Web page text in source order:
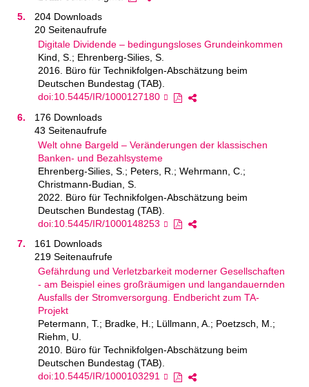
204 Downloads
20 Seitenaufrufe
Digitale Dividende – bedingungsloses Grundeinkommen
Kind, S.; Ehrenberg-Silies, S.
2016. Büro für Technikfolgen-Abschätzung beim
Deutschen Bundestag (TAB).
doi:10.5445/IR/1000127180
176 Downloads
43 Seitenaufrufe
Welt ohne Bargeld – Veränderungen der klassischen
Banken- und Bezahlsysteme
Ehrenberg-Silies, S.; Peters, R.; Wehrmann, C.;
Christmann-Budian, S.
2022. Büro für Technikfolgen-Abschätzung beim
Deutschen Bundestag (TAB).
doi:10.5445/IR/1000148253
161 Downloads
219 Seitenaufrufe
Gefährdung und Verletzbarkeit moderner Gesellschaften
- am Beispiel eines großräumigen und langandauernden
Ausfalls der Stromversorgung. Endbericht zum TA-
Projekt
Petermann, T.; Bradke, H.; Lüllmann, A.; Poetzsch, M.;
Riehm, U.
2010. Büro für Technikfolgen-Abschätzung beim
Deutschen Bundestag (TAB).
doi:10.5445/IR/1000103291